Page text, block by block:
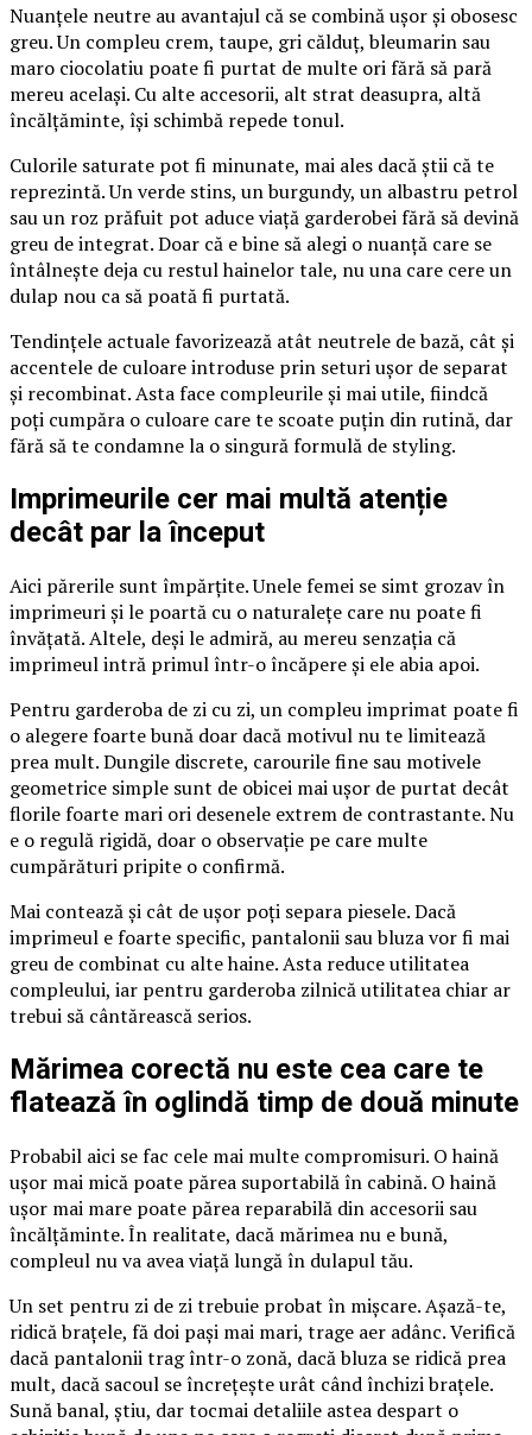
Nuanțele neutre au avantajul că se combină ușor și obosesc
greu. Un compleu crem, taupe, gri călduț, bleumarin sau
maro ciocolatiu poate fi purtat de multe ori fără să pară
mereu același. Cu alte accesorii, alt strat deasupra, altă
încălțăminte, își schimbă repede tonul.
Culorile saturate pot fi minunate, mai ales dacă știi că te
reprezintă. Un verde stins, un burgundy, un albastru petrol
sau un roz prăfuit pot aduce viață garderobei fără să devină
greu de integrat. Doar că e bine să alegi o nuanță care se
întâlnește deja cu restul hainelor tale, nu una care cere un
dulap nou ca să poată fi purtată.
Tendințele actuale favorizează atât neutrele de bază, cât și
accentele de culoare introduse prin seturi ușor de separat
și recombinat. Asta face compleurile și mai utile, fiindcă
poți cumpăra o culoare care te scoate puțin din rutină, dar
fără să te condamne la o singură formulă de styling.
Imprimeurile cer mai multă atenție
decât par la început
Aici părerile sunt împărțite. Unele femei se simt grozav în
imprimeuri și le poartă cu o naturalețe care nu poate fi
învățată. Altele, deși le admiră, au mereu senzația că
imprimeul intră primul într-o încăpere și ele abia apoi.
Pentru garderoba de zi cu zi, un compleu imprimat poate fi
o alegere foarte bună doar dacă motivul nu te limitează
prea mult. Dungile discrete, carourile fine sau motivele
geometrice simple sunt de obicei mai ușor de purtat decât
florile foarte mari ori desenele extrem de contrastante. Nu
e o regulă rigidă, doar o observație pe care multe
cumpărături pripite o confirmă.
Mai contează și cât de ușor poți separa piesele. Dacă
imprimeul e foarte specific, pantalonii sau bluza vor fi mai
greu de combinat cu alte haine. Asta reduce utilitatea
compleului, iar pentru garderoba zilnică utilitatea chiar ar
trebui să cântărească serios.
Mărimea corectă nu este cea care te
flatează în oglindă timp de două minute
Probabil aici se fac cele mai multe compromisuri. O haină
ușor mai mică poate părea suportabilă în cabină. O haină
ușor mai mare poate părea reparabilă din accesorii sau
încălțăminte. În realitate, dacă mărimea nu e bună,
compleul nu va avea viață lungă în dulapul tău.
Un set pentru zi de zi trebuie probat în mișcare. Așază-te,
ridică brațele, fă doi pași mai mari, trage aer adânc. Verifică
dacă pantalonii trag într-o zonă, dacă bluza se ridică prea
mult, dacă sacoul se încrețește urât când închizi brațele.
Sună banal, știu, dar tocmai detaliile astea despart o